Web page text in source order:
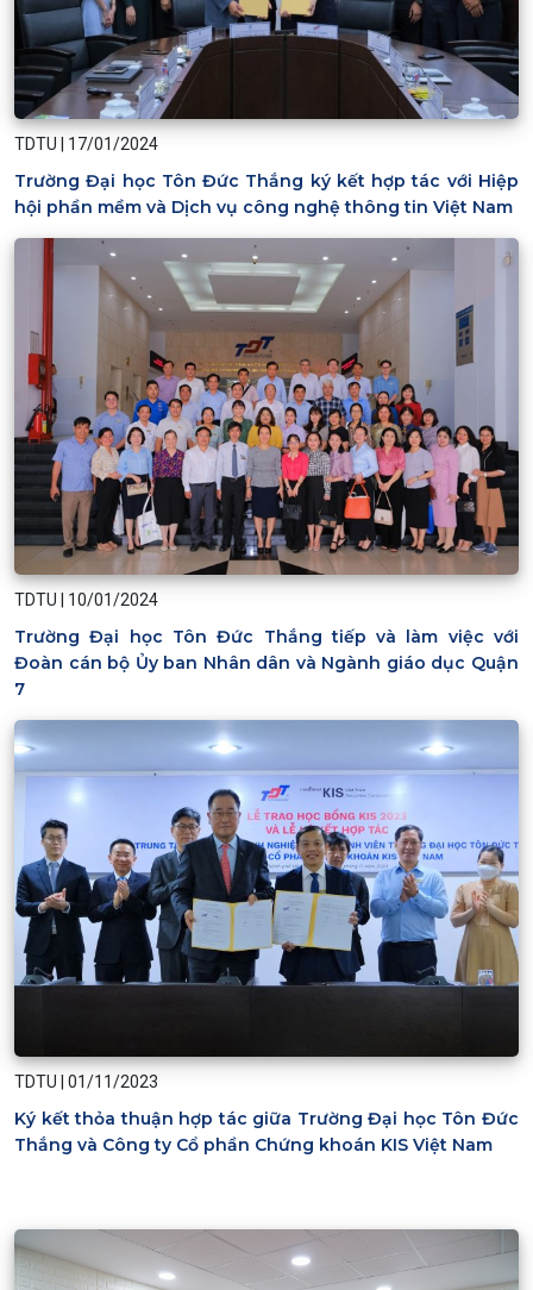
TDTU 17/01/2024
Trường Đại học Tôn Đức Thắng ký kết hợp tác với Hiệp
hội phần mềm và Dịch vụ công nghệ thông tin Việt Nam
TDTU 10/01/2024
Trường Đại học Tôn Đức Thắng tiếp và làm việc với
Đoàn cán bộ Ủy ban Nhân dân và Ngành giáo dục Quận
7
TDTU 01/11/2023
Ký kết thỏa thuận hợp tác giữa Trường Đại học Tôn Đức
Thắng và Công ty Cổ phần Chứng khoán KIS Việt Nam